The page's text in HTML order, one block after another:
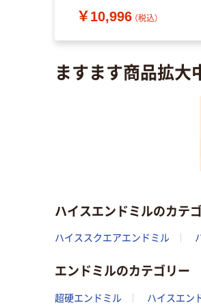
￥10,996 （税込）
ますます商品拡大
ハイスエンドミルのカテ
ハイススクエアエンドミル
エンドミルのカテゴリー
超硬エンドミル ハイスエン